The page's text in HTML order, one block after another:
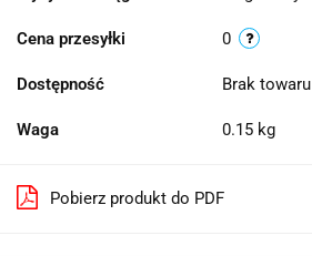
Cena przesyłki 0
Dostępność Brak towaru
Waga 0.15 kg
Pobierz produkt do PDF